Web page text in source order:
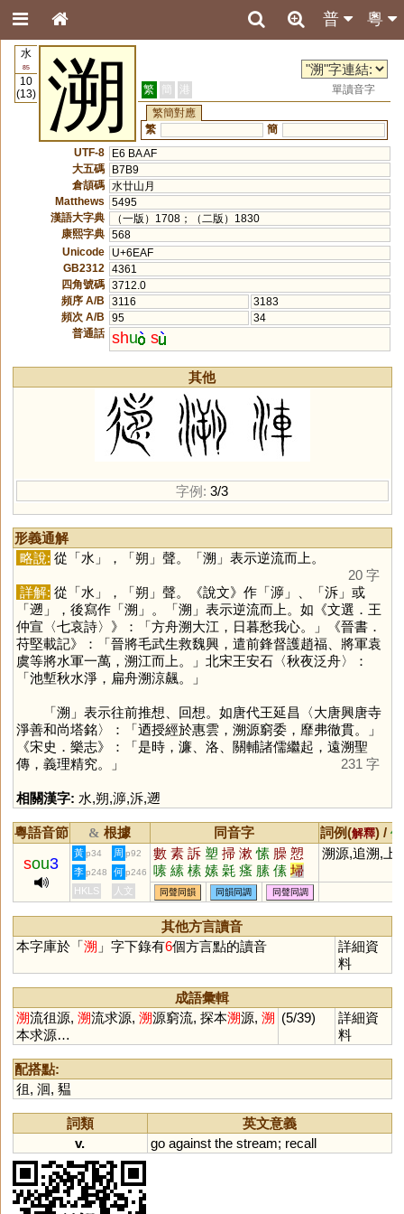
粵
普
水
85
10
(13)
溯 繁 簡 港
單讀音字
繁簡對應
繁
簡
UTF-8
E6 BA AF
大五碼
B7B9
倉頡碼 水廿山月
Matthews
5495
漢語大字典
（一版）1708；（二版）1830
康熙字典 568
Unicode
U+6EAF
GB2312
4361
四角號碼 3712.0
頻序 A/B
3116
3183
頻次 A/B
95
34
普通話 shu s
其他
字例: 3/3
形義通解
略說: 從「 水」，「 朔 」聲。「 溯 」表示逆流而上。
20 字
詳解: 從「 水」，「 朔 」聲。《說文》作「 㴑」、「 泝」或
「 遡 」，後寫作「 溯 」。「 溯 」表示逆流而上。如《文選．王
仲宣〈七哀詩〉》：「方舟溯大江，日暮愁我心。」《晉書．
苻堅載記》：「晉將毛武生救魏興，遣前鋒督護趙福、將軍袁
虞等將水軍一萬，溯江而上。」北宋王安石〈秋夜泛舟〉：
「池塹秋水淨，扁舟溯涼飆。」
「 溯 」表示往前推想、回想。如唐代王延昌〈大唐興唐寺
淨善和尚塔銘〉：「迺授經於惠雲，溯源窮委，靡弗徹貫。」
《宋史．樂志》：「是時，濂、洛、關輔諸儒繼起，遠溯聖
傳，義理精究。」
231 字
相關漢字: 水,朔,㴑,泝,遡
粵語音節 & 根據 同音字 詞例(解釋) /
sou3
黃 p34 周 p92 數 素 訴 塑 掃 漱 愫 臊 愬
嗉 縤 榡 嫊 氉 瘙 膆 傃 埽
泝
溯源,追溯,上
李 p248 何 p246
HKLS 人文 同聲同韻 同韻同調 同聲同調
其他方言讀音
本字庫於「溯 」字下錄有6個方言點的讀音
詳細資
料
成語彙輯
溯流徂源, 溯流求源, 溯源窮流, 探本溯源, 溯
本求源…
(5/39)
詳細資
料
配搭點:
徂, 洄, 豱
詞類
英文意義
v.
go against the stream; recall